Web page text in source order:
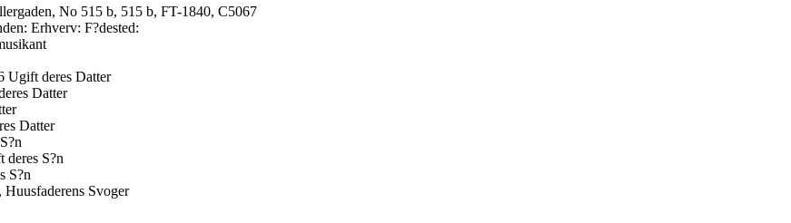
No 515 b, 515 b, FT-1840, C5067
Erhverv: F?dested:
Ugift deres Datter
Datter
Datter
S?n
S?n
Svoger